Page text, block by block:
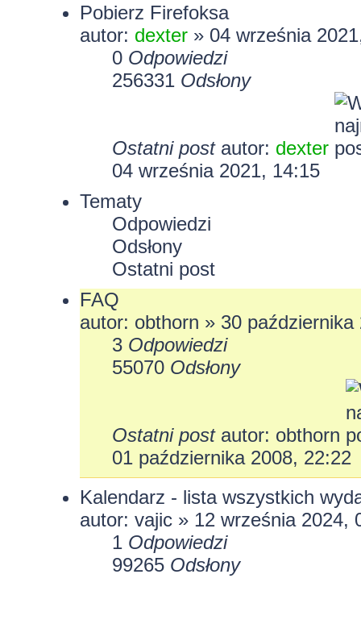
Pobierz Firefoksa
autor: dexter» 04 września
0 Odpowiedzi
256331 Odsłony
Ostatni post autor: dexter
04 września 2021, 14:15
Tematy
Odpowiedzi
Odsłony
Ostatni post
FAQ
autor: obthorn » 30 października
3 Odpowiedzi
55070 Odsłony
Ostatni post autor: obthorn
01 października 2008, 22:22
Kalendarz - lista wszystkich
autor: vajic» 12 września 2024,
1 Odpowiedzi
99265 Odsłony